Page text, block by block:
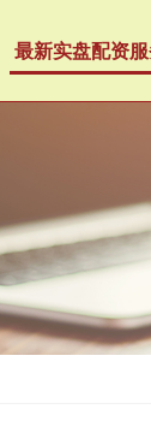
最新实盘配资